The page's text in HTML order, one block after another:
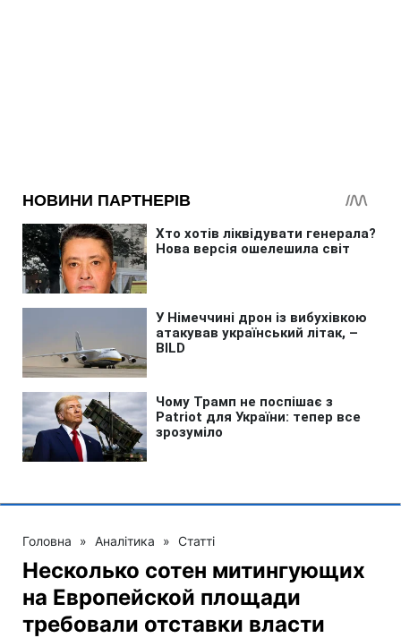
Головна » Аналітика » Статті
Несколько сотен митингующих
на Европейской площади
требовали отставки власти